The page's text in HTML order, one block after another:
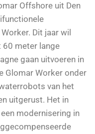
Offshore uit Den
Dit jaar wil
60 meter lange
gaan uitvoeren in
Glomar Worker onder
van het
uitgerust. Het in
modernisering in